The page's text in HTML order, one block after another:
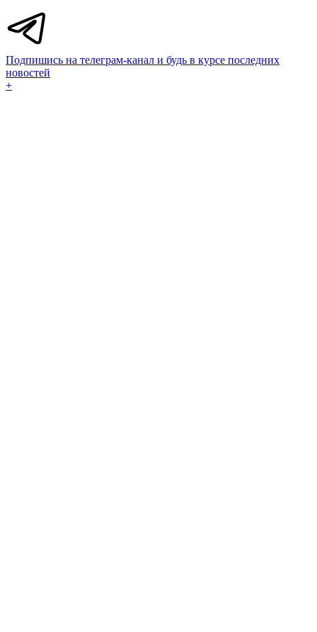
Подпишись на телеграм-канал и будь в курсе последних
новостей
+